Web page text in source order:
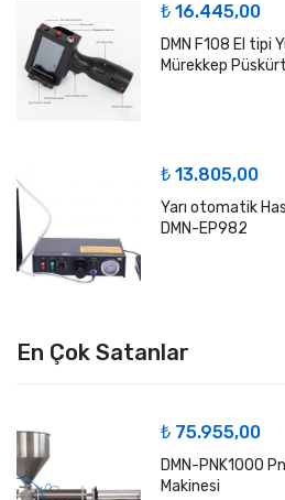
₺16.445,00
DMN F108 El tipi
Mürekkep
₺13.805,00
Yarı otomatik
DMN-EP982
En Çok Satanlar
₺75.955,00
DMN-PNK1000
Makinesi